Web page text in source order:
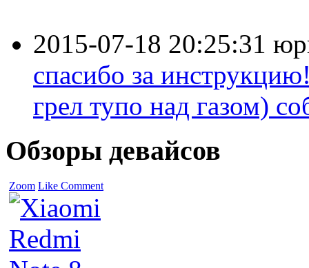
2015-07-18 20:25:31
спасибо за
грел тупо над газом)
Обзоры девайсов
Zoom Like Comment